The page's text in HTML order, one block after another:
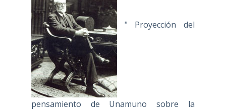
" Proyección del
pensamiento de Unamuno sobre la